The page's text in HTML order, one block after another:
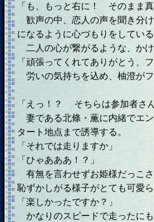
「も、もっと右に！ そのまま
歓声の中、恋人の声を聞き分
になるように心づもりをしている
二人の心が繋がるような、かけ
「頑張ってくれてありがとう、フ
労いの気持ちを込め、柚澄が
「えっ！？ そちらは参加者さん
妻である北條・薫に内緒でエン
タート地点まで誘導する。
「それでは走りますか」
「ひゃあああ！？」
有無を言わせずお姫様だっこさ
恥ずかしがる様子がとても可愛ら
「楽しかったですか？」
かなりのスピードで走ったに